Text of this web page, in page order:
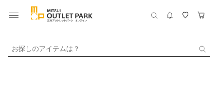
お探しのアイテムは？